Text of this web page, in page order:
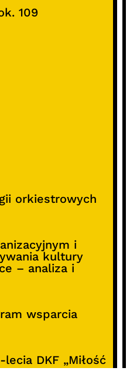
109
orkiestrowych
i
kultury
– analiza i
wsparcia
DKF „Miłość